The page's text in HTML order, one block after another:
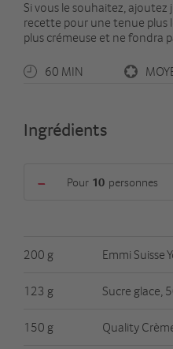
Si vous le souhaitez,
recette pour une tenue plus
plus crémeuse et ne fondra
60 MIN
Ingrédients
- Pour personnes
200 g Emmi Suisse
123 g Sucre glace,
150 g Quality